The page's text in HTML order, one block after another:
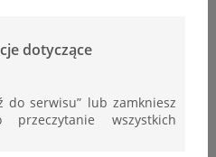
dotyczące
do serwisu” lub zamkniesz
wszystkich